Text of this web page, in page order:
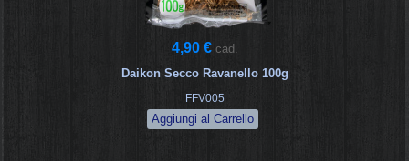
4,90 € cad.
Daikon Secco Ravanello 100g
FFV005